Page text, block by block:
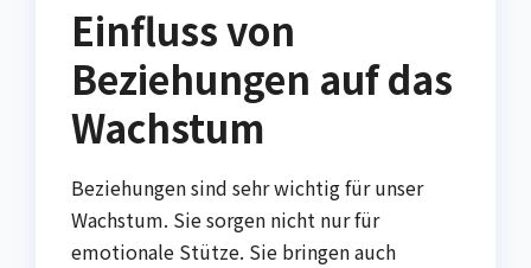
Einfluss von
Beziehungen auf das
Wachstum
Beziehungen sind sehr wichtig für unser
Wachstum. Sie sorgen nicht nur für
emotionale Stütze. Sie bringen auch